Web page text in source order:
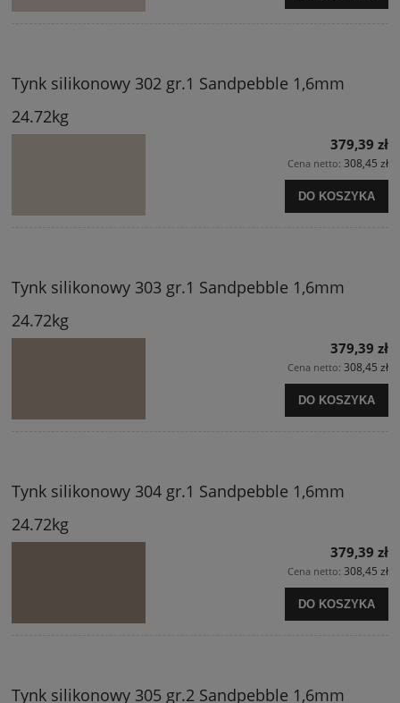
Tynk silikonowy 302 gr.1 Sandpebble 1,6mm
24.72kg
379,39 zł
Cena netto: 308,45 zł
DO KOSZYKA
Tynk silikonowy 303 gr.1 Sandpebble 1,6mm
24.72kg
379,39 zł
Cena netto: 308,45 zł
DO KOSZYKA
Tynk silikonowy 304 gr.1 Sandpebble 1,6mm
24.72kg
379,39 zł
Cena netto: 308,45 zł
DO KOSZYKA
Tynk silikonowy 305 gr.2 Sandpebble 1,6mm